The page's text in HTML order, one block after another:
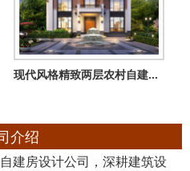
现代风格精致两层农村自建房住宅设计图，带储藏室
介绍
建房设计公司，深耕建筑设